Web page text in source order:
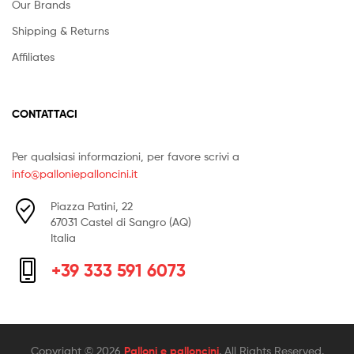
Our Brands
Shipping & Returns
Affiliates
CONTATTACI
Per qualsiasi informazioni, per favore scrivi a
info@palloniepalloncini.it
Piazza Patini, 22
67031 Castel di Sangro (AQ)
Italia
+39 333 591 6073
Copyright © 2026 Palloni e palloncini. All Rights Reserved.